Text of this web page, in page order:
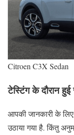
Citroen C3X Sedan
टेस्टिंग के दौरान हुई
आपकी जानकारी के लिए
उठाया गया है. किंतु